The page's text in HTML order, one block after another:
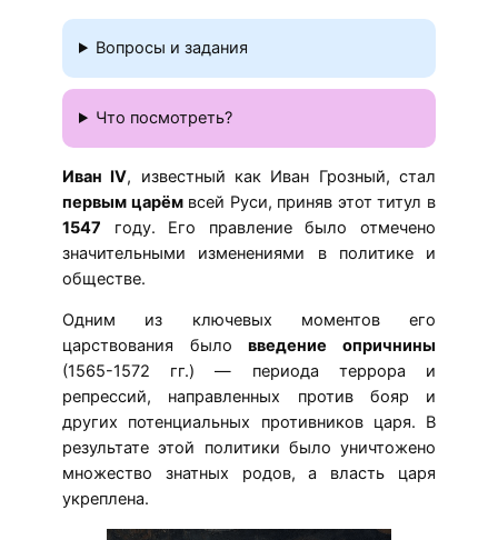
Вопросы и задания
Что посмотреть?
Иван IV, известный как Иван Грозный, стал
первым царёмвсей Руси, приняв этот титул в
1547 году. Его правление было отмечено
значительными изменениями в политике и
обществе.
Одним из ключевых моментов его
царствования быловведение опричнины
(1565-1572 гг.) — периода террора и
репрессий, направленных против бояр и
других потенциальных противников царя. В
результате этой политики было уничтожено
множество знатных родов, а власть царя
укреплена.